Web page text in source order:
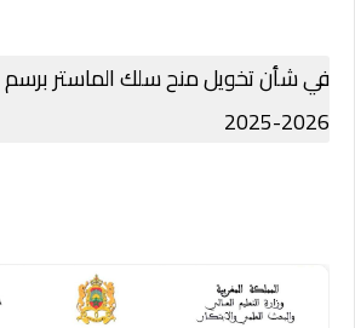
في شأن تخويل منح سلك الماستر برسم
2026-2025